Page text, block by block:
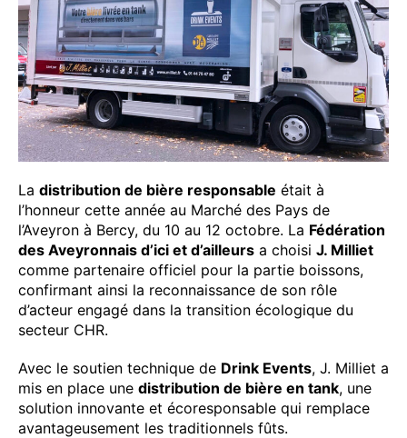
La distribution de bière responsable était à
l’honneur cette année au Marché des Pays de
l’Aveyron à Bercy, du 10 au 12 octobre. La Fédération
des Aveyronnais d’ici et d’ailleurs a choisi J. Milliet
comme partenaire officiel pour la partie boissons,
confirmant ainsi la reconnaissance de son rôle
d’acteur engagé dans la transition écologique du
secteur CHR.
Avec le soutien technique de Drink Events, J. Milliet a
mis en place une distribution de bière en tank, une
solution innovante et écoresponsable qui remplace
avantageusement les traditionnels fûts.